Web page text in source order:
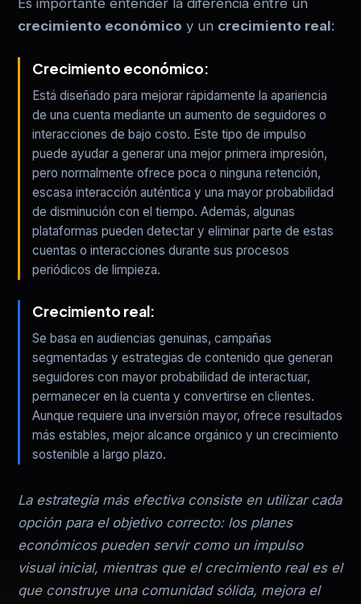
Es importante entender la diferencia entre un
crecimiento económico y un crecimiento real:
Crecimiento económico:
Está diseñado para mejorar rápidamente la apariencia
de una cuenta mediante un aumento de seguidores o
interacciones de bajo costo. Este tipo de impulso
puede ayudar a generar una mejor primera impresión,
pero normalmente ofrece poca o ninguna retención,
escasa interacción auténtica y una mayor probabilidad
de disminución con el tiempo. Además, algunas
plataformas pueden detectar y eliminar parte de estas
cuentas o interacciones durante sus procesos
periódicos de limpieza.
Crecimiento real:
Se basa en audiencias genuinas, campañas
segmentadas y estrategias de contenido que generan
seguidores con mayor probabilidad de interactuar,
permanecer en la cuenta y convertirse en clientes.
Aunque requiere una inversión mayor, ofrece resultados
más estables, mejor alcance orgánico y un crecimiento
sostenible a largo plazo.
La estrategia más efectiva consiste en utilizar cada
opción para el objetivo correcto: los planes
económicos pueden servir como un impulso
visual inicial, mientras que el crecimiento real es el
que construye una comunidad sólida, mejora el